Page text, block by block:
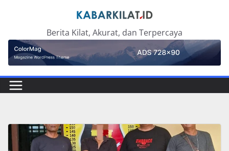
Berita Kilat, Akurat, dan Terpercaya